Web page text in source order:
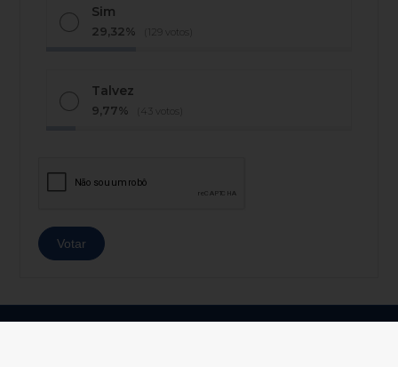
Sim
29,32% (129 votos)
Talvez
9,77% (43 votos)